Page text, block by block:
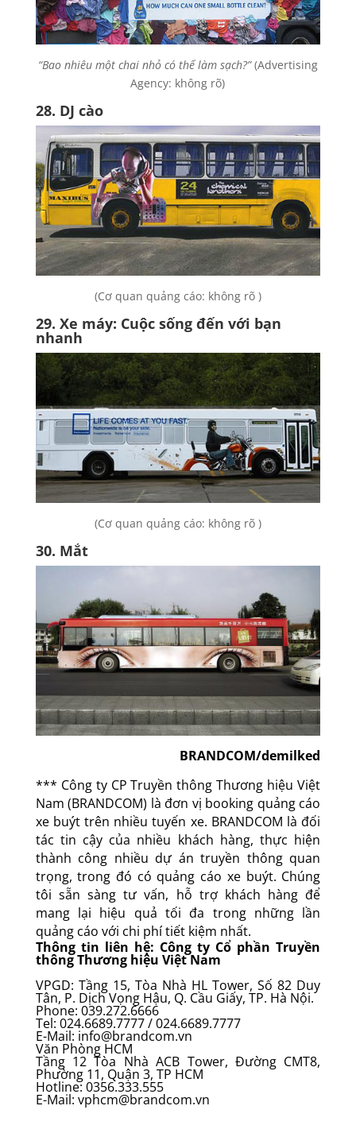
“Bao nhiêu một chai nhỏ có thể làm sạch?”(Advertising
Agency: không rõ)
28. DJ cào
(Cơ quan quảng cáo: không rõ )
29. Xe máy: Cuộc sống đến với bạn
nhanh
(Cơ quan quảng cáo: không rõ )
30. Mắt
BRANDCOM/demilked
*** Công ty CP Truyền thông Thương hiệu Việt
Nam (BRANDCOM) là đơn vị booking quảng cáo
xe buýt trên nhiều tuyến xe. BRANDCOM là đối
tác tin cậy của nhiều khách hàng, thực hiện
thành công nhiều dự án truyền thông quan
trọng, trong đó có quảng cáo xe buýt. Chúng
tôi sẵn sàng tư vấn, hỗ trợ khách hàng để
mang lại hiệu quả tối đa trong những lần
quảng cáo với chi phí tiết kiệm nhất.
Thông tin liên hệ: Công ty Cổ phần Truyền
thông Thương hiệu Việt Nam
VPGD: Tầng 15, Tòa Nhà HL Tower, Số 82 Duy
Tân, P. Dịch Vọng Hậu, Q. Cầu Giấy, TP. Hà Nội.
Phone: 039.272.6666
Tel: 024.6689.7777 / 024.6689.7777
E-Mail: info@brandcom.vn
Văn Phòng HCM
Tầng 12 Tòa Nhà ACB Tower, Đường CMT8,
Phường 11, Quận 3, TP HCM
Hotline: 0356.333.555
E-Mail: vphcm@brandcom.vn